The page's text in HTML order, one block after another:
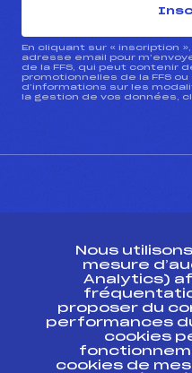
En cliquant sur « inscription
adresse email pour
de la FFS, qui peut contenir
promotionnelles de la FFS
d’informations sur les
la gestion de vos données,
Ressources
Pass’Neige
Projet sportif
Projet de
Nous
mesure
Analytics)
proposer du
performances
cookies
cookies de